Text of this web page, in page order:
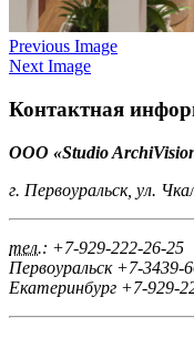
Previous Image
Next Image
Контактная
ООО «Studio
г. Первоуральск, ул.
тел.: +7-929-222-26-25
Первоуральск +7-3439-
Екатеринбург +7-929-